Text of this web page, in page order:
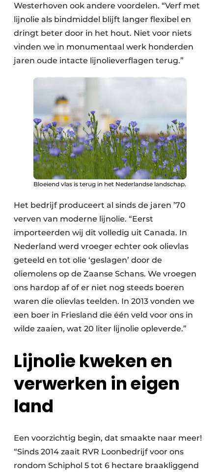
Westerhoven ook andere voordelen. “Verf met
lijnolie als bindmiddel blijft langer flexibel en
dringt beter door in het hout. Niet voor niets
vinden we in monumentaal werk honderden
jaren oude intacte lijnolieverflagen terug.”
Bloeiend vlas is terug in het Nederlandse landschap.
Het bedrijf produceert al sinds de jaren ’70
verven van moderne lijnolie. “Eerst
importeerden wij dit volledig uit Canada. In
Nederland werd vroeger echter ook olievlas
geteeld en tot olie ‘geslagen’ door de
oliemolens op de Zaanse Schans. We vroegen
ons hardop af of er niet nog steeds boeren
waren die olievlas teelden. In 2013 vonden we
een boer in Friesland die één veld voor ons in
wilde zaaien, wat 20 liter lijnolie opleverde.”
Lijnolie kweken en
verwerken in eigen
land
Een voorzichtig begin, dat smaakte naar meer!
“Sinds 2014 zaait RVR Loonbedrijf voor ons
rondom Schiphol 5 tot 6 hectare braakliggend